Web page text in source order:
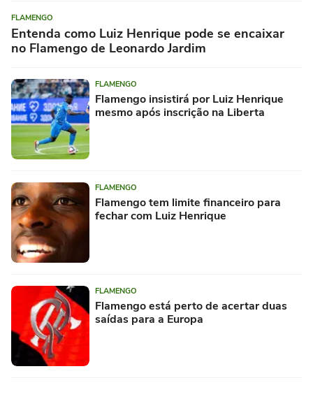
FLAMENGO
Entenda como Luiz Henrique pode se encaixar
no Flamengo de Leonardo Jardim
FLAMENGO
Flamengo insistirá por Luiz Henrique
mesmo após inscrição na Liberta
FLAMENGO
Flamengo tem limite financeiro para
fechar com Luiz Henrique
FLAMENGO
Flamengo está perto de acertar duas
saídas para a Europa